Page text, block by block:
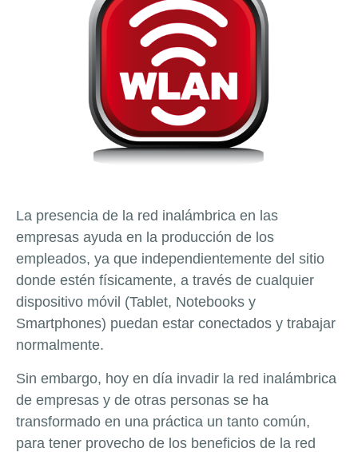
La presencia de la red inalámbrica en las
empresas ayuda en la producción de los
empleados, ya que independientemente del sitio
donde estén físicamente, a través de cualquier
dispositivo móvil (Tablet, Notebooks y
Smartphones) puedan estar conectados y trabajar
normalmente.
Sin embargo, hoy en día invadir la red inalámbrica
de empresas y de otras personas se ha
transformado en una práctica un tanto común,
para tener provecho de los beneficios de la red